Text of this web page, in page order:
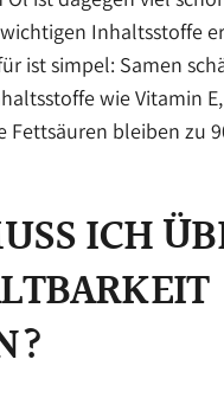
Inhaltsstoffe
ist simpel: Samen
wie Vitamin
Fettsäuren bleiben zu
ICH